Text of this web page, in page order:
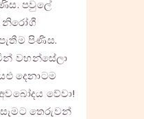
පවුලේ
නිරෝගී
පිණිස.
වහන්සේලා
දෙනාටම
වේවා!
තෙරුවන්